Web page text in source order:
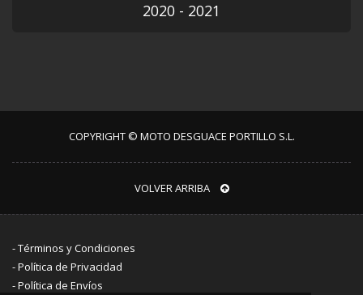
2020 - 2021
COPYRIGHT © MOTO DESGUACE PORTILLO S.L.
VOLVER ARRIBA
-Términos y Condiciones
-Política de Privacidad
-Política de Envíos